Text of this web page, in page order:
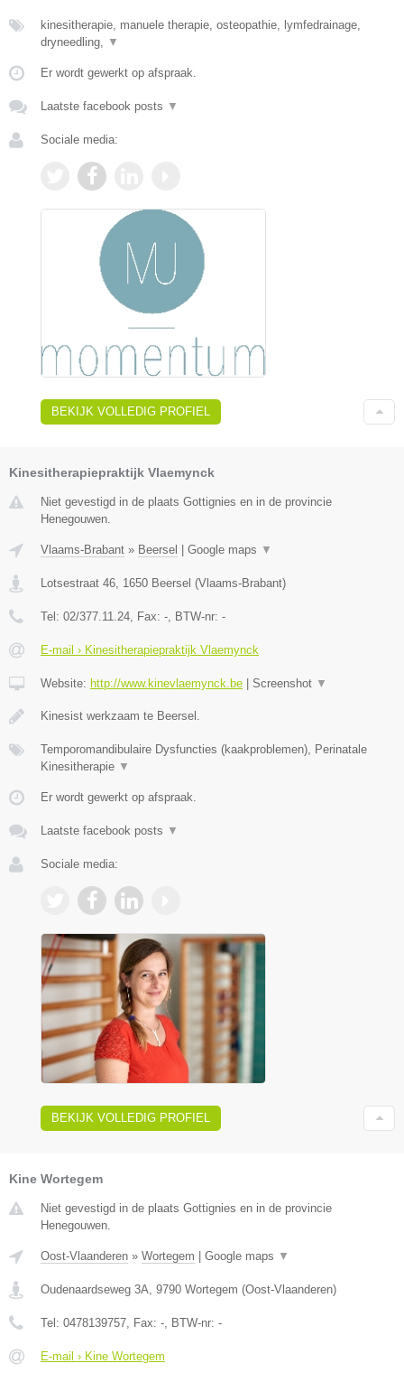
kinesitherapie, manuele therapie, osteopathie, lymfedrainage,
dryneedling,
▼
Er wordt gewerkt op afspraak.
Laatste facebook posts ▼
Sociale media:
BEKIJK VOLLEDIG PROFIEL
Kinesitherapiepraktijk Vlaemynck
Niet gevestigd in de plaats Gottignies en in de provincie
Henegouwen.
Vlaams-Brabant » Beersel Google maps ▼
Lotsestraat 46, 1650 Beersel (Vlaams-Brabant)
Tel: 02/377.11.24, Fax: -, BTW-nr: -
E-mail › Kinesitherapiepraktijk Vlaemynck
Website: http://www.kinevlaemynck.be Screenshot ▼
Kinesist werkzaam te Beersel.
Temporomandibulaire Dysfuncties (kaakproblemen), Perinatale
Kinesitherapie ▼
Er wordt gewerkt op afspraak.
Laatste facebook posts ▼
Sociale media:
BEKIJK VOLLEDIG PROFIEL
Kine Wortegem
Niet gevestigd in de plaats Gottignies en in de provincie
Henegouwen.
Oost-Vlaanderen » Wortegem Google maps ▼
Oudenaardseweg 3A, 9790 Wortegem (Oost-Vlaanderen)
Tel: 0478139757, Fax: -, BTW-nr: -
E-mail › Kine Wortegem